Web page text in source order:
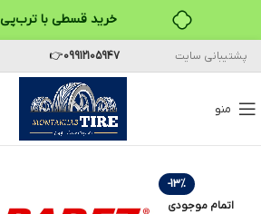
خرید قسطی با ترب‌پی
۴ قسط، بدون کارمزد
بدون ضامن، بدون سود
خرید قسطی با ترب‌پی
پشتیبانی سایت 09912105947
👉
منو
-13%
اتمام موجودی